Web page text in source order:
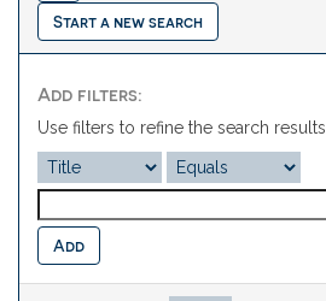
Start a new search
Add filters:
Use filters to refine the search results.